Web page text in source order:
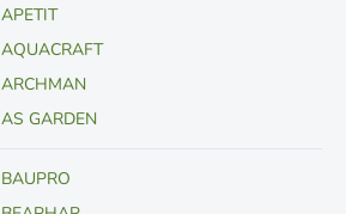
APETIT
AQUACRAFT
ARCHMAN
AS GARDEN
BAUPRO